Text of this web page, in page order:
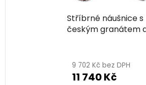
Stříbrné náušnice s
českým granátem
9 702 Kč bez DPH
11 740 Kč